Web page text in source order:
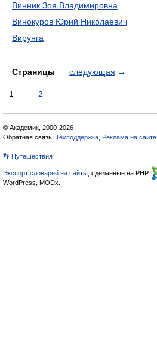
Винник Зоя Владимировна
Винокуров Юрий Николаевич
Вирунга
Страницы следующая →
1 2
© Академик, 2000-2026
Обратная связь: Техподдержка Реклама на сайте
👣 Путешествия
Экспорт словарей на сайты , сделанные на PHP,
WordPress, MODx.